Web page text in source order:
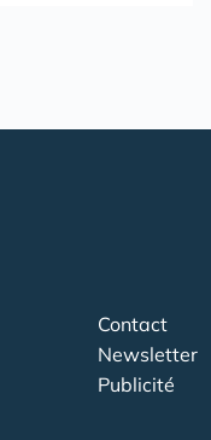
Contact
Newsletter
Publicité